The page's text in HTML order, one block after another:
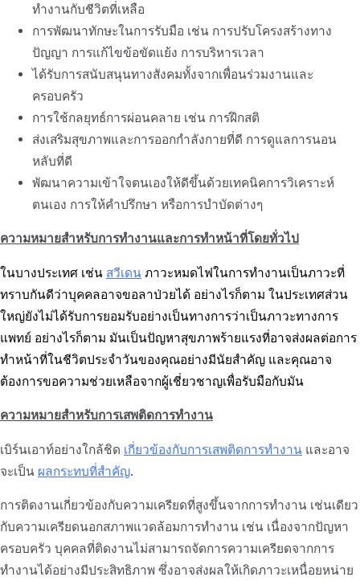
ทำงานกับชีวิตที่เหลือ
การพัฒนาทักษะในการรับมือ เช่น การปรับโครงสร้างทาง
ปัญญา การแก้ไขข้อขัดแย้ง การบริหารเวลา
ได้รับการสนับสนุนทางสังคมทั้งจากเพื่อนร่วมงานและ
ครอบครัว
การใช้กลยุทธ์การผ่อนคลาย เช่น การฝึกสติ
ส่งเสริมสุขภาพและการออกกำลังกายที่ดี การดูแลการนอน
หลับที่ดี
พัฒนาความเข้าใจตนเองให้ดีขึ้นด้วยเทคนิคการวิเคราะห์
ตนเอง การให้คำปรึกษา หรือการบำบัดต่างๆ
ความหมายสำหรับการทำงานและการทำหน้าที่โดยทั่วไป
ในบางประเทศ เช่น สวีเดน ภาวะหมดไฟในการทำงานเป็นภาวะที่
ทราบกันดีว่าบุคคลอาจขอลาป่วยได้ อย่างไรก็ตาม ในประเทศส่วน
ใหญ่ยังไม่ได้รับการยอมรับอย่างเป็นทางการว่าเป็นภาวะทางการ
แพทย์ อย่างไรก็ตาม มันเป็นปัญหาสุขภาพร้ายแรงที่อาจส่งผลต่อการ
ทำหน้าที่ในชีวิตประจำวันของคุณอย่างมีนัยสำคัญ และคุณอาจ
ต้องการขอความช่วยเหลือจากผู้เชี่ยวชาญเพื่อรับมือกับมัน
ความหมายสำหรับการเสพติดการทำงาน
เบิร์นเอาท์อย่างใกล้ชิด เกี่ยวข้องกับการเสพติดการทำงาน และอาจ
จะเป็น ผลกระทบที่สำคัญ.
การติดงานเกี่ยวข้องกับความเครียดที่สูงขึ้นจากการทำงาน เช่นเดียว
กับความเครียดนอกสภาพแวดล้อมการทำงาน เช่น เนื่องจากปัญหา
ครอบครัว บุคคลที่ติดงานไม่สามารถจัดการความเครียดจากการ
ทำงานได้อย่างมีประสิทธิภาพ ซึ่งอาจส่งผลให้เกิดภาวะเหนื่อยหน่าย